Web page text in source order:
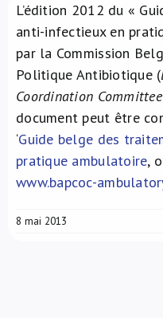
NL
L’édition 2012 du «
anti-infectieux en
par la Commission
Politique Antibiotique (
Coordination Committee
document peut être
‘Guide belge des
pratique ambulatoire,
www.bapcoc-
8 mai 2013